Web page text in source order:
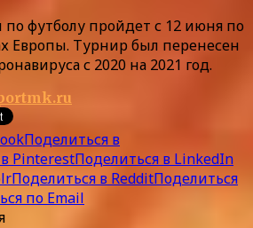
футболу пройдет с 12 июня по
Европы. Турнир был перенесен
с 2020 на 2021 год.
Поделиться в
PinterestПоделиться в LinkedIn
Поделиться в RedditПоделиться
по Email